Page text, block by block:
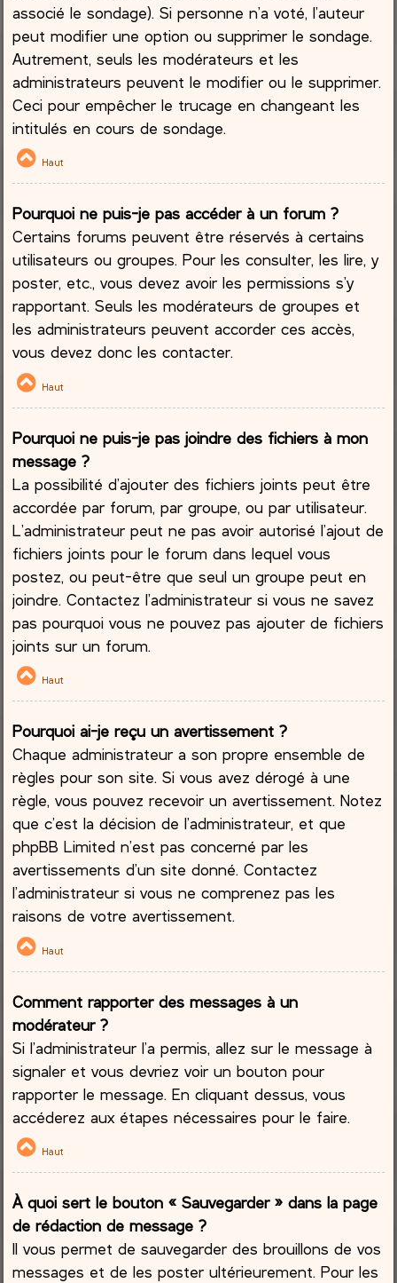
associé le sondage). Si personne n’a voté, l’auteur
peut modifier une option ou supprimer le sondage.
Autrement, seuls les modérateurs et les
administrateurs peuvent le modifier ou le supprimer.
Ceci pour empêcher le trucage en changeant les
intitulés en cours de sondage.
Haut
Pourquoi ne puis-je pas accéder à un forum ?
Certains forums peuvent être réservés à certains
utilisateurs ou groupes. Pour les consulter, les lire, y
poster, etc., vous devez avoir les permissions s’y
rapportant. Seuls les modérateurs de groupes et
les administrateurs peuvent accorder ces accès,
vous devez donc les contacter.
Haut
Pourquoi ne puis-je pas joindre des fichiers à mon
message ?
La possibilité d’ajouter des fichiers joints peut être
accordée par forum, par groupe, ou par utilisateur.
L’administrateur peut ne pas avoir autorisé l’ajout de
fichiers joints pour le forum dans lequel vous
postez, ou peut-être que seul un groupe peut en
joindre. Contactez l’administrateur si vous ne savez
pas pourquoi vous ne pouvez pas ajouter de fichiers
joints sur un forum.
Haut
Pourquoi ai-je reçu un avertissement ?
Chaque administrateur a son propre ensemble de
règles pour son site. Si vous avez dérogé à une
règle, vous pouvez recevoir un avertissement. Notez
que c’est la décision de l’administrateur, et que
phpBB Limited n’est pas concerné par les
avertissements d’un site donné. Contactez
l’administrateur si vous ne comprenez pas les
raisons de votre avertissement.
Haut
Comment rapporter des messages à un
modérateur ?
Si l’administrateur l’a permis, allez sur le message à
signaler et vous devriez voir un bouton pour
rapporter le message. En cliquant dessus, vous
accéderez aux étapes nécessaires pour le faire.
Haut
À quoi sert le bouton « Sauvegarder » dans la page
de rédaction de message ?
Il vous permet de sauvegarder des brouillons de vos
messages et de les poster ultérieurement. Pour les